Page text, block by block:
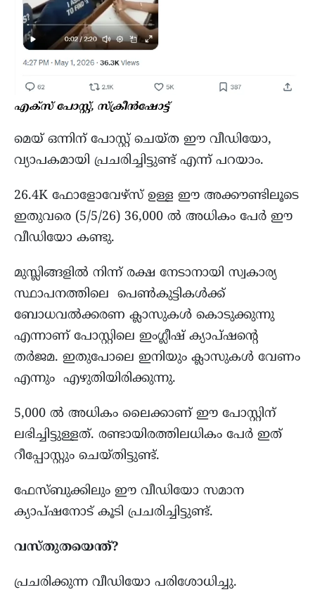
എക്സ് പോസ്റ്റ്, സ്ക്രീൻഷോട്ട്
മെയ് ഒന്നിന് പോസ്റ്റ് ചെയ്ത ഈ വീഡിയോ,
വ്യാപകമായി പ്രചരിച്ചിട്ടുണ്ട് എന്ന് പറയാം.
26.4K ഫോളോവേഴ്സ് ഉള്ള ഈ അക്കൗണ്ടിലൂടെ
ഇതുവരെ (5/5/26) 36,000 ൽ അധികം പേർ ഈ
വീഡിയോ കണ്ടു.
മുസ്ലിങ്ങളിൽ നിന്ന് രക്ഷ നേടാനായി സ്വകാര്യ
സ്ഥാപനത്തിലെ പെൺകുട്ടികൾക്ക്
ബോധവൽക്കരണ ക്ലാസുകൾ കൊടുക്കുന്നു
എന്നാണ് പോസ്റ്റിലെ ഇംഗ്ലീഷ് ക്യാപ്ഷൻ്റെ
തർജമ. ഇതുപോലെ ഇനിയും ക്ലാസുകൾ വേണം
എന്നും എഴുതിയിരിക്കുന്നു.
5,000 ൽ അധികം ലൈക്കാണ് ഈ പോസ്റ്റിന്
ലഭിച്ചിട്ടുള്ളത്. രണ്ടായിരത്തിലധികം പേർ ഇത്
റീപ്പോസ്റ്റും ചെയ്തിട്ടുണ്ട്.
ഫേസ്ബുക്കിലും ഈ വീഡിയോ സമാന
ക്യാപ്ഷനോട് കൂടി പ്രചരിച്ചിട്ടുണ്ട്.
വസ്തുതയെന്ത്?
പ്രചരിക്കുന്ന വീഡിയോ പരിശോധിച്ചു.